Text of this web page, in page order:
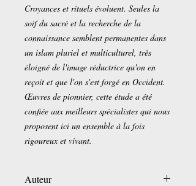
Croyances et rituels évoluent. Seules la
soif du sacré et la recherche de la
connaissance semblent permanentes dans
un islam pluriel et multiculturel, très
éloigné de l'image réductrice qu'on en
reçoit et que l'on s'est forgé en Occident.
Œuvres de pionnier, cette étude a été
confiée aux meilleurs spécialistes qui nous
proposent ici un ensemble à la fois
rigoureux et vivant.
Auteur